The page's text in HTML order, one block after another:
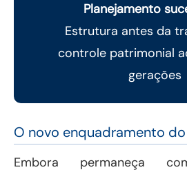
Planejamento
Estrutura antes da
controle patrimonial
gerações
O novo enquadramento do
Embora permaneça